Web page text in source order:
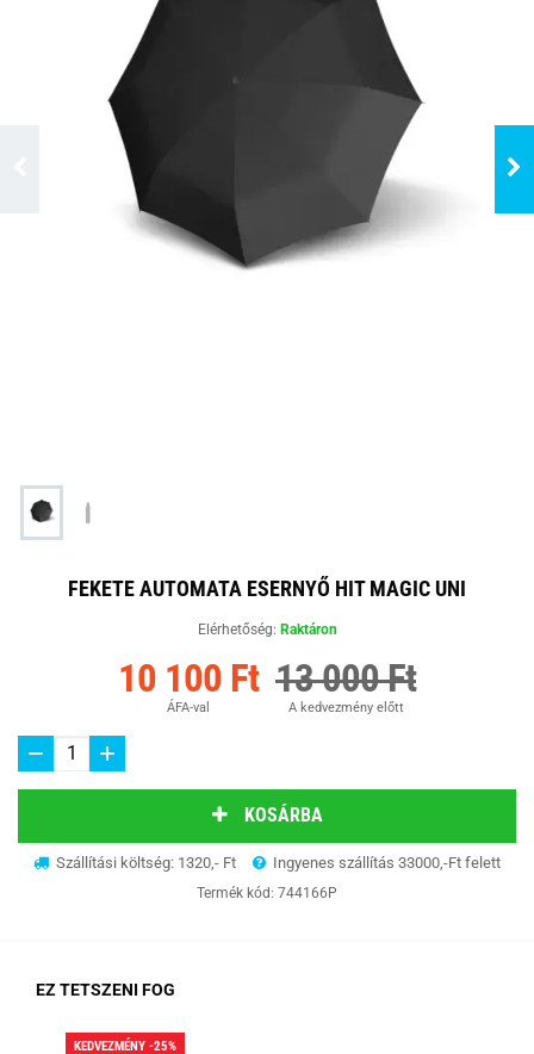
FEKETE AUTOMATA ESERNYŐ HIT MAGIC UNI
Elérhetőség: Raktáron
10 100 Ft
ÁFA-val
13 000 Ft
A kedvezmény előtt
KOSÁRBA
Szállítási költség: 1320,- Ft Ingyenes szállítás 33000,-Ft felett
Termék kód: 744166P
EZ TETSZENI FOG
KEDVEZMÉNY -25%